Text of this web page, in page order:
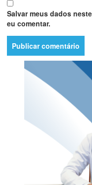
Salvar meus dados
eu comentar.